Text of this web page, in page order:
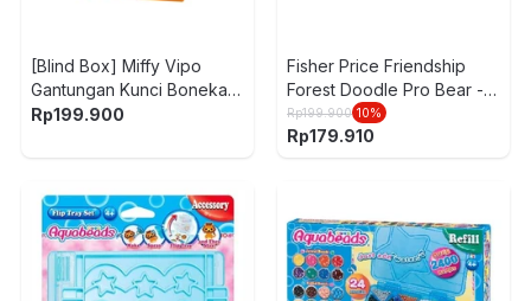
[Blind Box] Miffy Vipo
Gantungan Kunci Boneka
Plush Bakery
Rp199.900
Fisher Price Friendship
Forest Doodle Pro Bear -
Cokelat
Rp199.900 10%
Rp179.910